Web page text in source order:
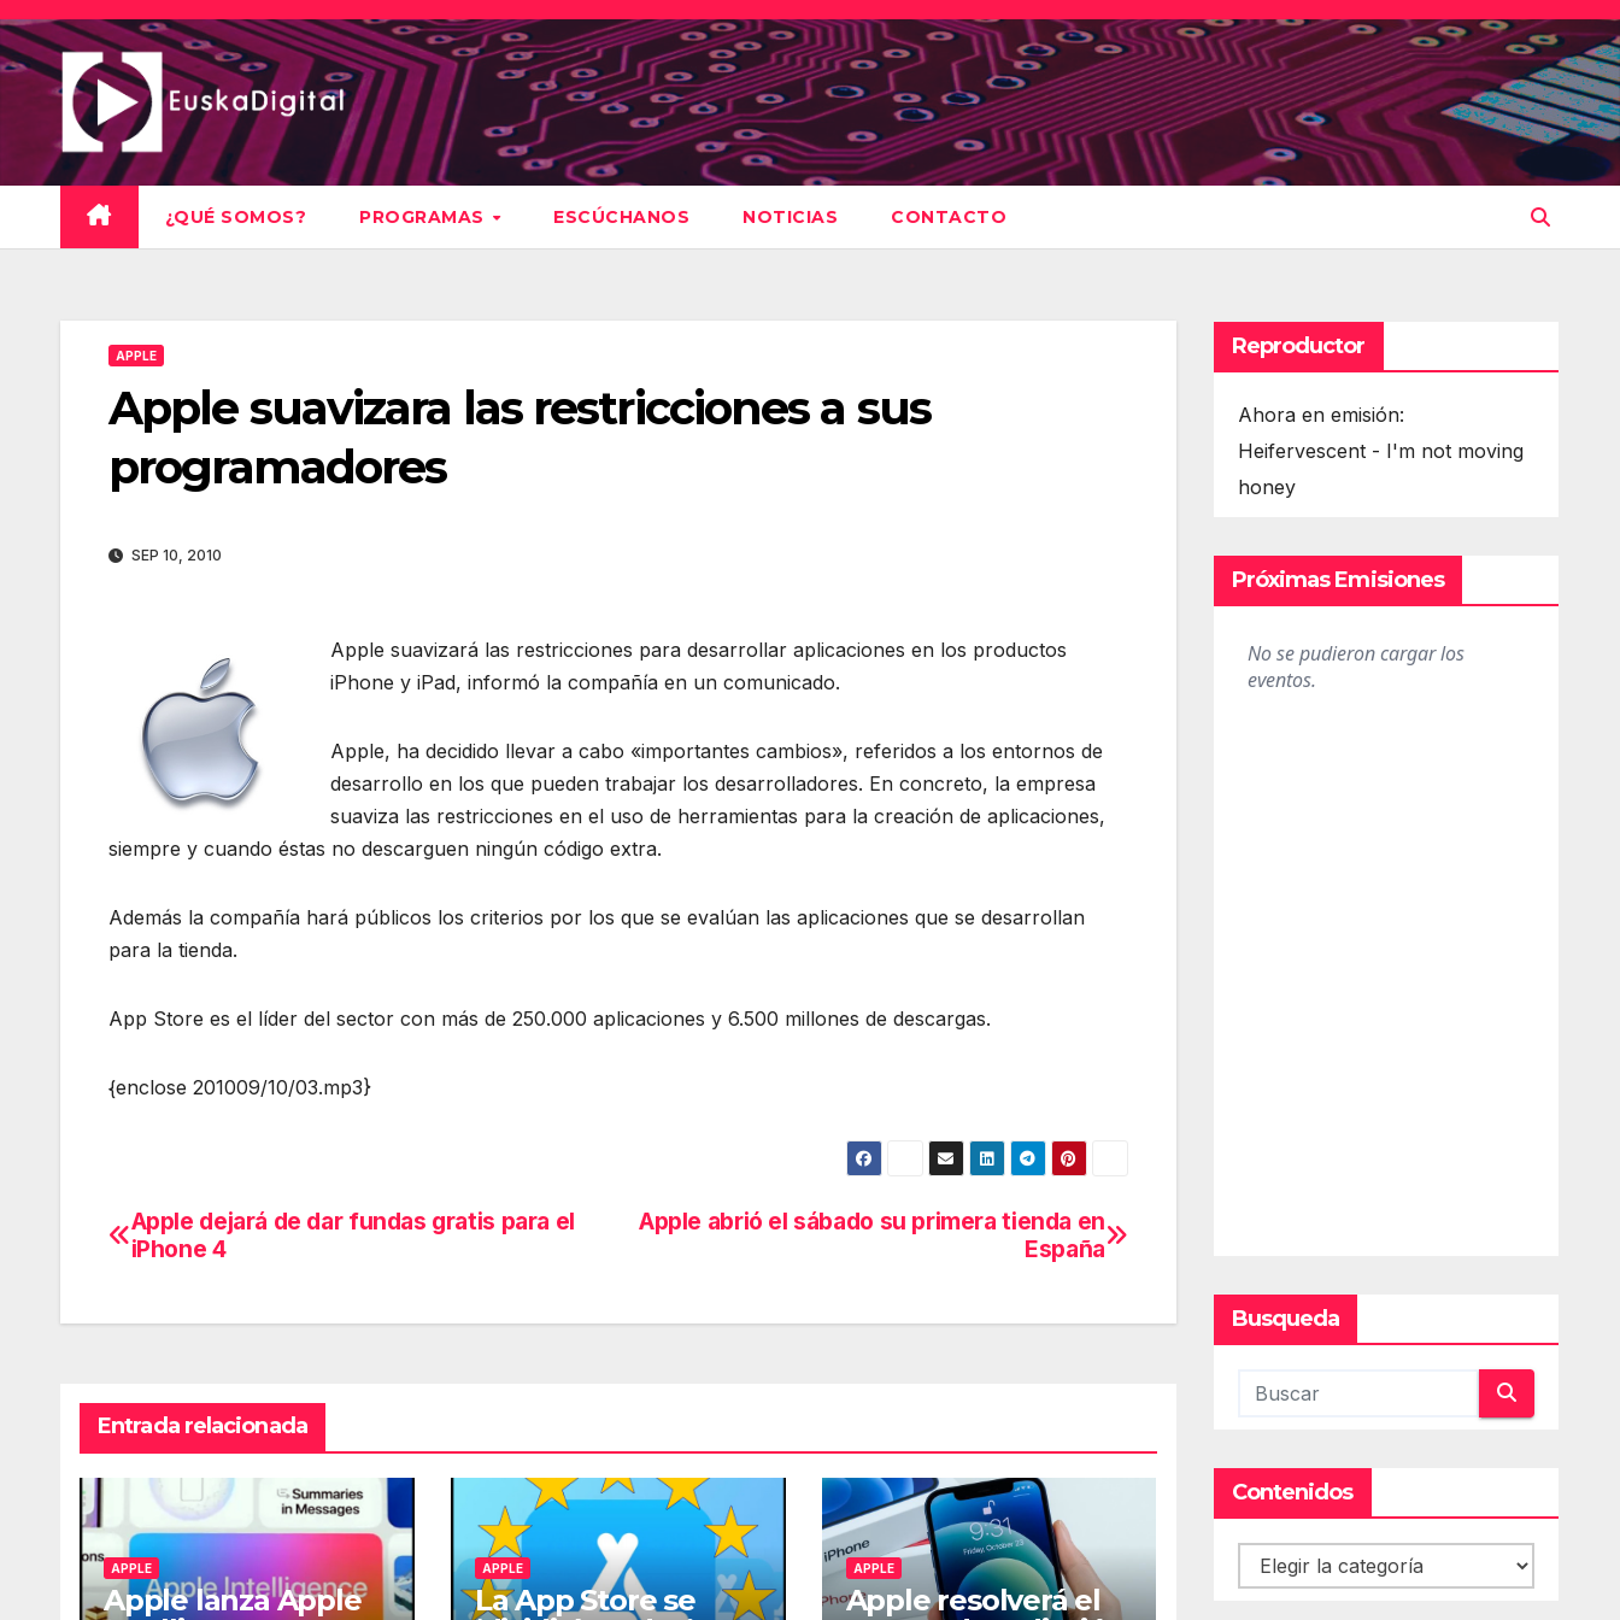
Saltar
al
contenido
¿QUÉ SOMOS? PROGRAMAS ESCÚCHANOS NOTICIAS CONTACTO
APPLE
Apple suavizara las restricciones a sus
programadores
SEP 10, 2010
Apple suavizará las restricciones para desarrollar aplicaciones en los productos
iPhone y iPad, informó la compañía en un comunicado.
Apple, ha decidido llevar a cabo «importantes cambios», referidos a los entornos de
desarrollo en los que pueden trabajar los desarrolladores. En concreto, la empresa
suaviza las restricciones en el uso de herramientas para la creación de aplicaciones,
siempre y cuando éstas no descarguen ningún código extra.
Además la compañía hará públicos los criterios por los que se evalúan las aplicaciones que se desarrollan
para la tienda.
App Store es el líder del sector con más de 250.000 aplicaciones y 6.500 millones de descargas.
{enclose 201009/10/03.mp3}
Navegación
entradas
Apple abrió el sábado su primera tienda en
España
Apple dejará de dar fundas gratis para el
iPhone 4
Entrada relacionada
APPLE
Apple lanza Apple
APPLE
La App Store se
APPLE
Apple resolverá el
Reproductor
Ahora en emisión:
Heifervescent - I'm not moving
honey
Próximas Emisiones
Busqueda
Contenidos
Contenidos